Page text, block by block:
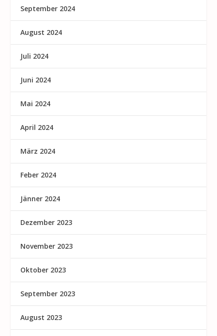
September 2024
August 2024
Juli 2024
Juni 2024
Mai 2024
April 2024
März 2024
Feber 2024
Jänner 2024
Dezember 2023
November 2023
Oktober 2023
September 2023
August 2023